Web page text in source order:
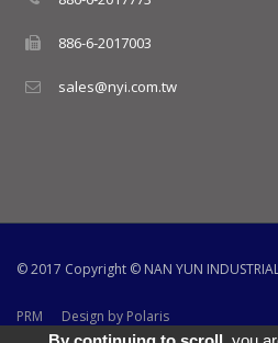
886-6-2017003
sales@nyi.com.tw
© 2017 Copyright © NAN YUN
PRM
Design by Polaris